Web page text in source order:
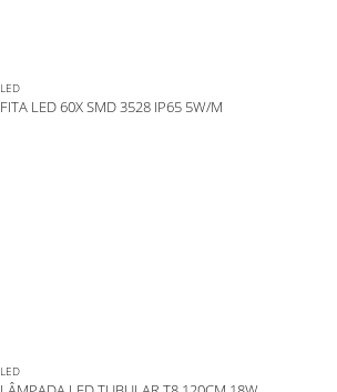
LED
FITA LED 60X SMD 3528 IP65 5W/M
LED